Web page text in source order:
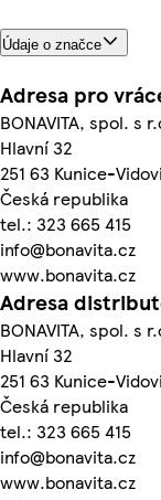
Údaje o značce
Adresa pro
BONAVITA, spol. s
Hlavní 32
251 63 Kunice-
Česká republika
tel.: 323 665 415
info@bonavita.cz
www.bonavita.cz
Adresa
BONAVITA, spol. s
Hlavní 32
251 63 Kunice-
Česká republika
tel.: 323 665 415
info@bonavita.cz
www.bonavita.cz